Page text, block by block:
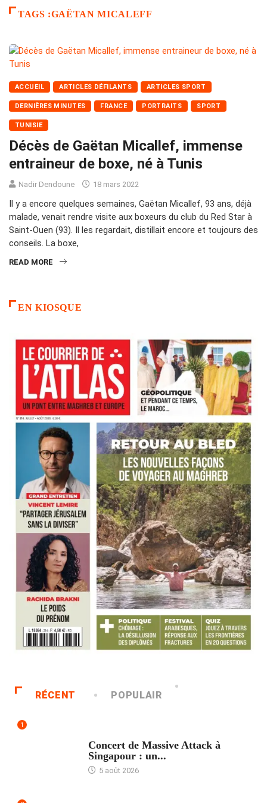
TAGS :GAËTAN MICALEFF
ACCUEIL ARTICLES DÉFILANTS ARTICLES SPORT
DERNIÈRES MINUTES FRANCE PORTRAITS SPORT
TUNISIE
Décès de Gaëtan Micallef, immense
entraineur de boxe, né à Tunis
Nadir Dendoune 18 mars 2022
Il y a encore quelques semaines, Gaëtan Micallef, 93 ans, déjà
malade, venait rendre visite aux boxeurs du club du Red Star à
Saint-Ouen (93). Il les regardait, distillait encore et toujours des
conseils. La boxe,
READ MORE
EN KIOSQUE
RÉCENT POPULAIR
1
Concert de Massive Attack à
Singapour : un...
5 août 2026